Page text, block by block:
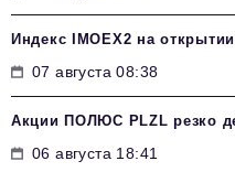
Индекс IMOEX2 на
07 августа 08:38
Акции ПОЛЮС PLZL резко
06 августа 18:41